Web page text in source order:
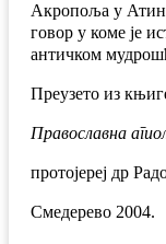
Акропоља у
говор у коме је
античком
Преузето из
Православна
протојереј др
Смедерево 2004.